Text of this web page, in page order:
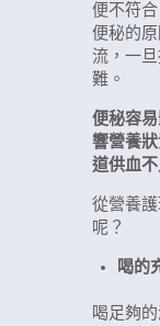
便不符
便秘的
流，一
難。
便秘容
響營養
道供血
從營養
呢？
喝的
喝足夠